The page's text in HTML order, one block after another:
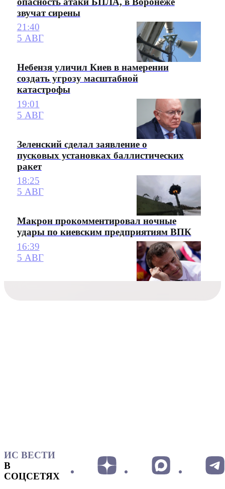
звучат сирены
21:40
5 АВГ
Небензя уличил Киев в намерении
создать угрозу масштабной
катастрофы
19:01
5 АВГ
Зеленский сделал заявление о
пусковых установках баллистических
ракет
18:25
5 АВГ
Макрон прокомментировал ночные
удары по киевским предприятиям ВПК
16:39
5 АВГ
ИС ВЕСТИ
В
СОЦСЕТЯХ